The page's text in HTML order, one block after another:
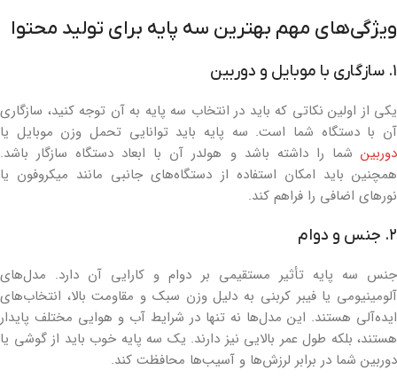
ویژگی‌های مهم بهترین سه پایه برای تولید محتوا
۱. سازگاری با موبایل و دوربین
یکی از اولین نکاتی که باید در انتخاب سه پایه به آن توجه کنید، سازگاری
آن با دستگاه شما است. سه پایه باید توانایی تحمل وزن موبایل یا
دوربین شما را داشته باشد و هولدر آن با ابعاد دستگاه سازگار باشد.
همچنین باید امکان استفاده از دستگاه‌های جانبی مانند میکروفون یا
نورهای اضافی را فراهم کند.
۲. جنس و دوام
جنس سه پایه تأثیر مستقیمی بر دوام و کارایی آن دارد. مدل‌های
آلومینیومی یا فیبر کربنی به دلیل وزن سبک و مقاومت بالا، انتخاب‌های
ایده‌آلی هستند. این مدل‌ها نه تنها در شرایط آب و هوایی مختلف پایدار
هستند، بلکه طول عمر بالایی نیز دارند. یک سه پایه خوب باید از گوشی یا
دوربین شما در برابر لرزش‌ها و آسیب‌ها محافظت کند.